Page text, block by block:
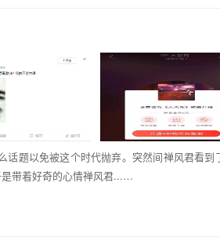
题以免被这个时代抛弃。突然间禅风君看到
带着好奇的心情禅风君...…